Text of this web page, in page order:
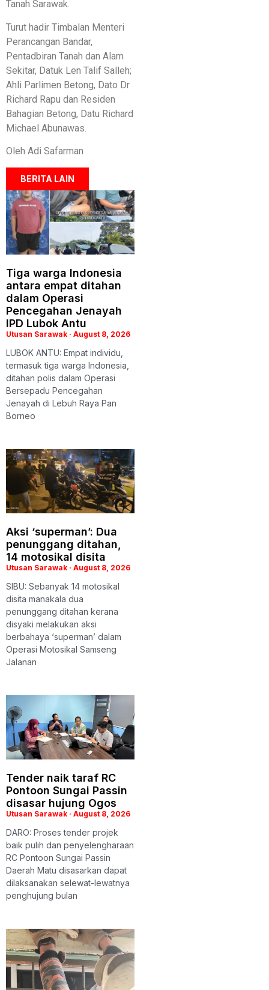
Tanah Sarawak.
Turut hadir Timbalan Menteri
Perancangan Bandar,
Pentadbiran Tanah dan Alam
Sekitar, Datuk Len Talif Salleh;
Ahli Parlimen Betong, Dato Dr
Richard Rapu dan Residen
Bahagian Betong, Datu Richard
Michael Abunawas.
Oleh Adi Safarman
BERITA LAIN
Tiga warga Indonesia
antara empat ditahan
dalam Operasi
Pencegahan Jenayah
IPD Lubok Antu
Utusan Sarawak August 8, 2026
LUBOK ANTU: Empat individu,
termasuk tiga warga Indonesia,
ditahan polis dalam Operasi
Bersepadu Pencegahan
Jenayah di Lebuh Raya Pan
Borneo
Aksi ‘superman’: Dua
penunggang ditahan,
14 motosikal disita
Utusan Sarawak August 8, 2026
SIBU: Sebanyak 14 motosikal
disita manakala dua
penunggang ditahan kerana
disyaki melakukan aksi
berbahaya ‘superman’ dalam
Operasi Motosikal Samseng
Jalanan
Tender naik taraf RC
Pontoon Sungai Passin
disasar hujung Ogos
Utusan Sarawak August 8, 2026
DARO: Proses tender projek
baik pulih dan penyelengharaan
RC Pontoon Sungai Passin
Daerah Matu disasarkan dapat
dilaksanakan selewat-lewatnya
penghujung bulan